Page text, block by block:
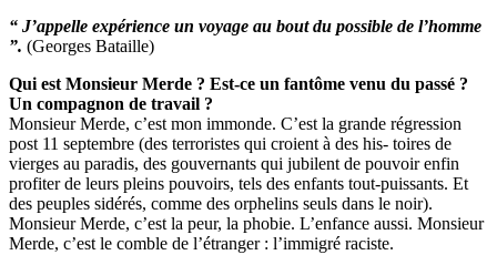
“ J’appelle expérience un voyage au bout du possible de l’homme
”. (Georges Bataille)
Qui est Monsieur Merde ? Est-ce un fantôme venu du passé ?
Un compagnon de travail ?
Monsieur Merde, c’est mon immonde. C’est la grande régression
post 11 septembre (des terroristes qui croient à des his- toires de
vierges au paradis, des gouvernants qui jubilent de pouvoir enfin
profiter de leurs pleins pouvoirs, tels des enfants tout-puissants. Et
des peuples sidérés, comme des orphelins seuls dans le noir).
Monsieur Merde, c’est la peur, la phobie. L’enfance aussi. Monsieur
Merde, c’est le comble de l’étranger : l’immigré raciste.